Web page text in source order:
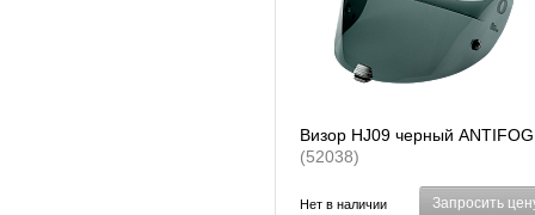
Визор HJ09 черный ANTIFOG
(52038)
Нет в наличии Запросить